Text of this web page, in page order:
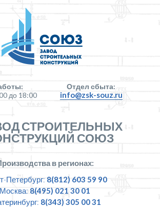
до 18:00
Отдел сбыта:
info@zsk-souz.ru
СТРОИТЕЛЬНЫХ
СОЮЗ
в регионах:
Петербург: 8(812) 603 59 90
Москва: 8(495) 021 30 01
8(343) 305 00 31